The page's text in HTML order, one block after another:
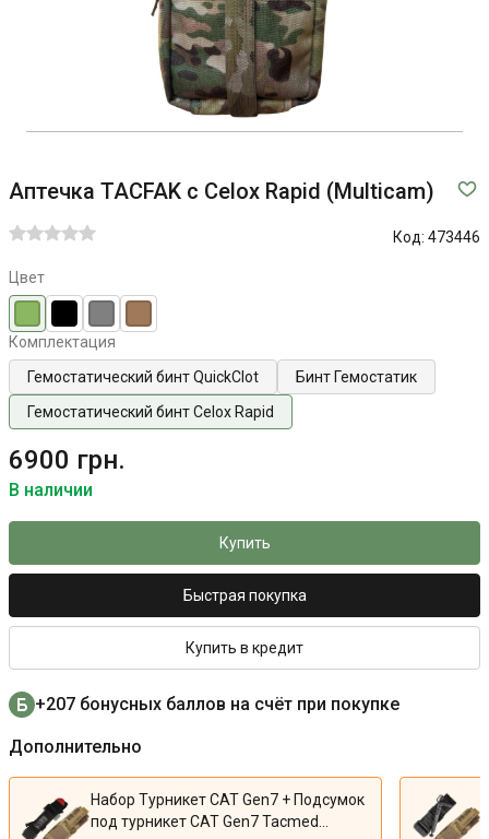
Аптечка TACFAK с Celox Rapid (Multicam)
Код: 473446
Цвет
Комплектация
Гемостатический бинт QuickClot
Бинт Гемостатик
Гемостатический бинт Celox Rapid
6900 грн.
В наличии
Купить
Быстрая покупка
Купить в кредит
+207 бонусных баллов на счёт при покупке
Дополнительно
Набор Турникет CAT Gen7 + Подсумок
под турникет CAT Gen7 Tacmed